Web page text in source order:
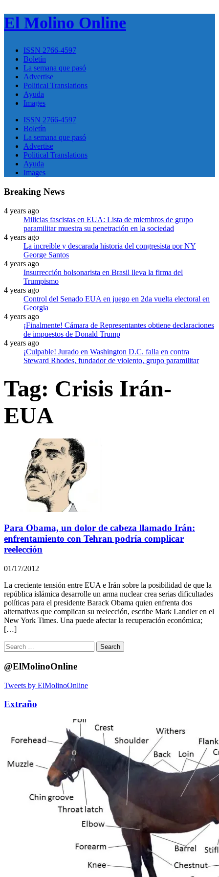
El Molino Online
ISSN 2766-4597
Boletín
La semana que pasó
Advertise
Political Translations
Ayuda
Images
ISSN 2766-4597
Boletín
La semana que pasó
Advertise
Political Translations
Ayuda
Images
Breaking News
4 years ago
Milicias fascistas en EUA: Lista de miembros de grupo
paramilitar muestra su penetración en la sociedad
4 years ago
La increíble y descarada historia del congresista por NY
George Santos
4 years ago
Insurrección bolsonarista en Brasil lleva la firma del
Trumpismo
4 years ago
Control del Senado EUA en juego en 2da vuelta electoral en
Georgia
4 years ago
¡Finalmente! Cámara de Representantes obtiene declaraciones
de impuestos de Donald Trump
4 years ago
¡Culpable! Jurado en Washington D.C. falla en contra
Steward Rhodes, fundador de violento, grupo paramilitar
Tag: Crisis Irán-
EUA
Para Obama, un dolor de cabeza llamado Irán:
enfrentamiento con Tehran podría complicar
reelección
01/17/2012
La creciente tensión entre EUA e Irán sobre la posibilidad de que la
república islámica desarrolle un arma nuclear crea serias dificultades
políticas para el presidente Barack Obama quien enfrenta dos
alternativas que complican su reelección, escribe Mark Landler en el
New York Times. Una puede afectar la recuperación económica;
[…]
Search
for:
@ElMolinoOnline
Tweets by ElMolinoOnline
Extraño